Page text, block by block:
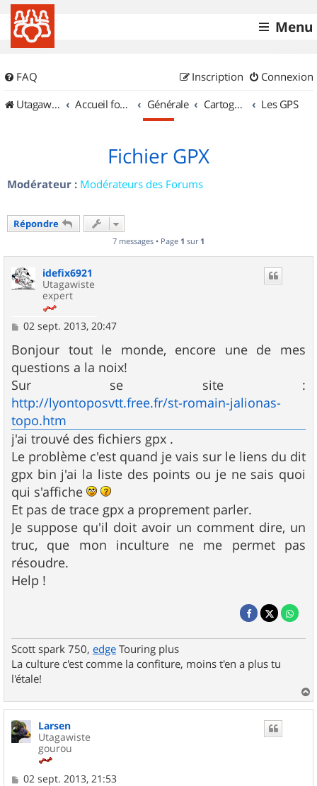
Menu
FAQ Connexion
Inscription
UtagawaVTT (Randos VTT et VTTAE avec traces GPS)
Accueil forum Générale Cartographie et GPS Les GPS
Fichier GPX
Modérateur : Modérateurs des Forums
Répondre
7 messages • Page 1 sur 1
idefix6921
Utagawiste
expert
M
s
s
a
g
e
02 sept. 2013, 20:47
Bonjour tout le monde, encore une de mes
questions a la noix!
Sur se site :
http://lyontoposvtt.free.fr/st-romain-jalionas-
topo.htm
j'ai trouvé des fichiers gpx .
Le problème c'est quand je vais sur le liens du dit
gpx bin j'ai la liste des points ou je ne sais quoi
qui s'affiche
Et pas de trace gpx a proprement parler.
Je suppose qu'il doit avoir un comment dire, un
truc, que mon inculture ne me permet pas
résoudre.
Help !
Scott spark 750, edge Touring plus
La culture c'est comme la confiture, moins t'en a plus tu
l'étale!
a
u
Larsen
Utagawiste
gourou
M
02 sept. 2013, 21:53